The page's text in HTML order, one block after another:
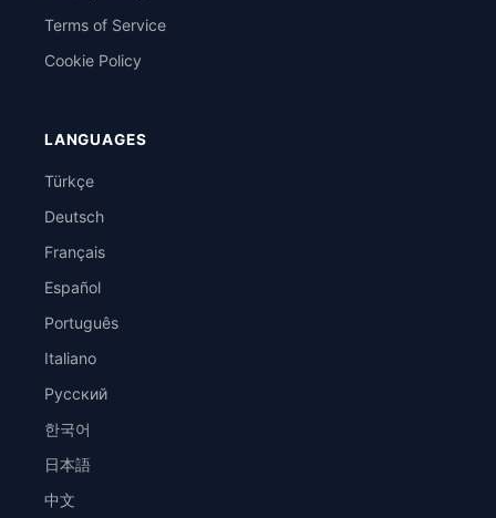
Terms of Service
Cookie Policy
LANGUAGES
Türkçe
Deutsch
Français
Español
Português
Italiano
Русский
한국어
日本語
中文